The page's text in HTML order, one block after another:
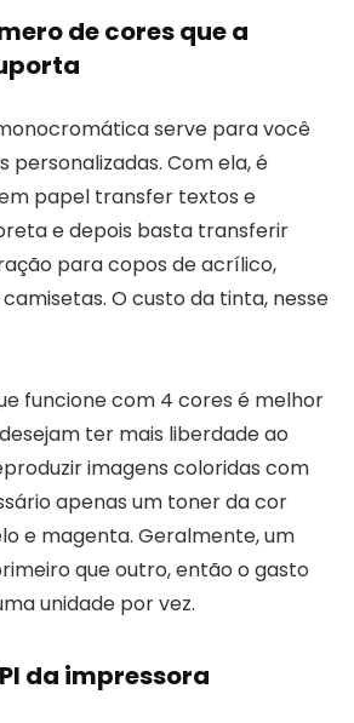
de cores que a
serve para você
personalizadas. Com ela, é
papel transfer textos e
e depois basta transferir
para copos de acrílico,
O custo da tinta, nesse
funcione com 4 cores é melhor
ter mais liberdade ao
imagens coloridas com
apenas um toner da cor
e magenta. Geralmente, um
que outro, então o gasto
unidade por vez.
da impressora